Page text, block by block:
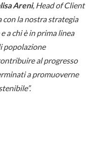
Areni, Head of Client
con la nostra strategia
a chi è in prima linea
popolazione
al progresso
a promuoverne